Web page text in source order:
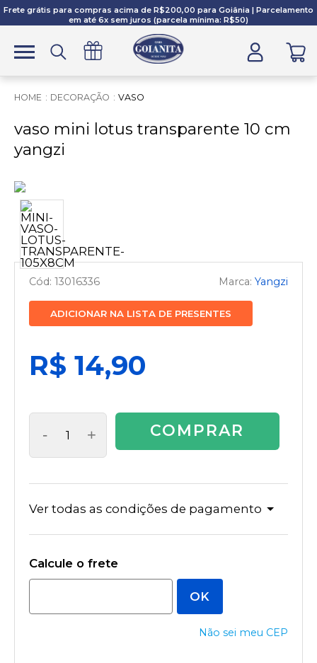
Frete grátis para compras acima de R$200,00 para Goiânia | Parcelamento
em até 6x sem juros (parcela mínima: R$50)
DECORAÇÃO VASO
vaso mini lotus transparente 10 cm
yangzi
13016336 Yangzi
ADICIONAR NA LISTA DE PRESENTES
R$ 14,90
- + COMPRAR
Ver todas as condições de pagamento
Não sei meu CEP